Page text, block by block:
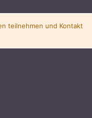
teilnehmen und Kontakt